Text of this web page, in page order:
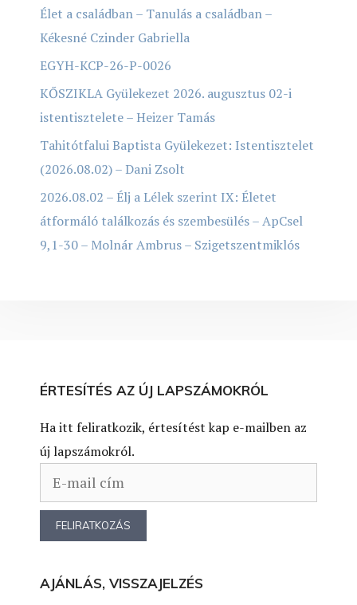
Élet a családban – Tanulás a családban –
Kékesné Czinder Gabriella
EGYH-KCP-26-P-0026
KŐSZIKLA Gyülekezet 2026. augusztus 02-i
istentisztelete – Heizer Tamás
Tahitótfalui Baptista Gyülekezet: Istentisztelet
(2026.08.02) – Dani Zsolt
2026.08.02 – Élj a Lélek szerint IX: Életet
átformáló találkozás és szembesülés – ApCsel
9,1-30 – Molnár Ambrus – Szigetszentmiklós
ÉRTESÍTÉS AZ ÚJ LAPSZÁMOKRÓL
Ha itt feliratkozik, értesítést kap e-mailben az
új lapszámokról.
AJÁNLÁS, VISSZAJELZÉS